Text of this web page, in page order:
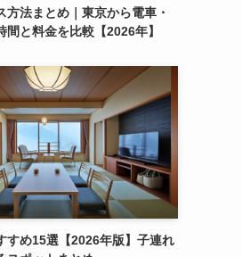
方法まとめ｜東京から電車・
間と料金を比較【2026年】
すめ15選【2026年版】子連れ